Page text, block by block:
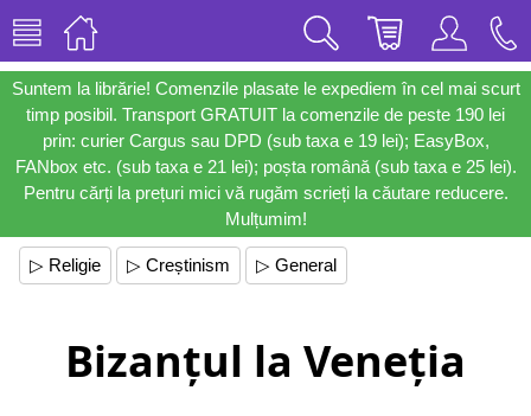
Suntem la librărie! Comenzile plasate le expediem în cel mai scurt
timp posibil. Transport GRATUIT la comenzile de peste 190 lei
prin: curier Cargus sau DPD (sub taxa e 19 lei); EasyBox,
FANbox etc. (sub taxa e 21 lei); poșta română (sub taxa e 25 lei).
Pentru cărți la prețuri mici vă rugăm scrieți la căutare reducere.
Mulțumim!
▷ Religie ▷ Creștinism ▷ General
Bizanțul la Veneția